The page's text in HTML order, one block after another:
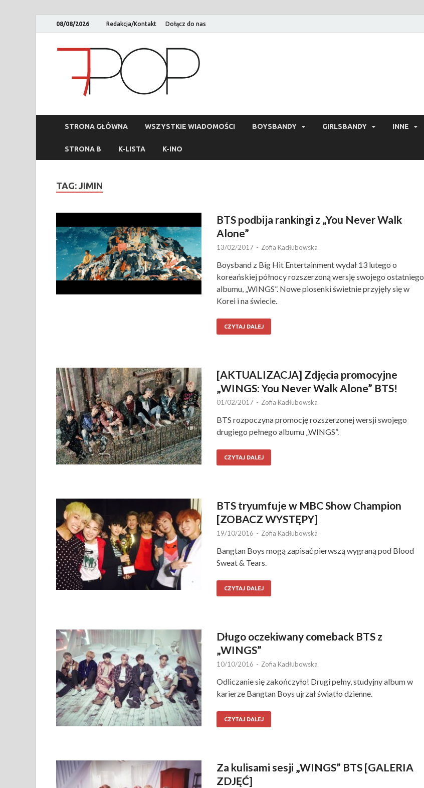
08/08/2026 Redakcja/Kontakt Dołącz do nas
STRONA GŁÓWNA WSZYSTKIE WIADOMOŚCI BOYSBANDY GIRLSBANDY INNE
STRONA B K-LISTA K-INO
TAG: JIMIN
BTS podbija rankingi z „You Never Walk
Alone”
13/02/2017 - Zofia Kadłubowska
Boysband z Big Hit Entertainment wydał 13 lutego o
koreańskiej północy rozszerzoną wersję swojego ostatniego
albumu, „WINGS”. Nowe piosenki świetnie przyjęły się w
Korei i na świecie.
CZYTAJ DALEJ
[AKTUALIZACJA] Zdjęcia promocyjne
„WINGS: You Never Walk Alone” BTS!
01/02/2017 - Zofia Kadłubowska
BTS rozpoczyna promocję rozszerzonej wersji swojego
drugiego pełnego albumu „WINGS”.
CZYTAJ DALEJ
BTS tryumfuje w MBC Show Champion
[ZOBACZ WYSTĘPY]
19/10/2016 - Zofia Kadłubowska
Bangtan Boys mogą zapisać pierwszą wygraną pod Blood
Sweat & Tears.
CZYTAJ DALEJ
Długo oczekiwany comeback BTS z
„WINGS”
10/10/2016 - Zofia Kadłubowska
Odliczanie się zakończyło! Drugi pełny, studyjny album w
karierze Bangtan Boys ujrzał światło dzienne.
CZYTAJ DALEJ
Za kulisami sesji „WINGS” BTS [GALERIA
ZDJĘĆ]